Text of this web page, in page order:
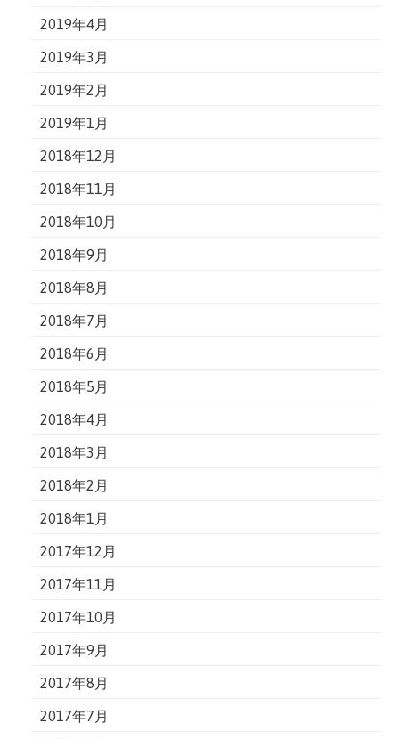
2019年4月
2019年3月
2019年2月
2019年1月
2018年12月
2018年11月
2018年10月
2018年9月
2018年8月
2018年7月
2018年6月
2018年5月
2018年4月
2018年3月
2018年2月
2018年1月
2017年12月
2017年11月
2017年10月
2017年9月
2017年8月
2017年7月